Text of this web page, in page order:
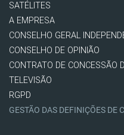
SATÉLITES
A EMPRESA
CONSELHO GERAL
CONSELHO DE OPINIÃO
CONTRATO DE CONCESSÃO
TELEVISÃO
RGPD
GESTÃO DAS DEFINIÇÕES DE